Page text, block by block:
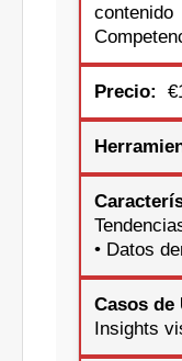
contenido
• Datos
Insights